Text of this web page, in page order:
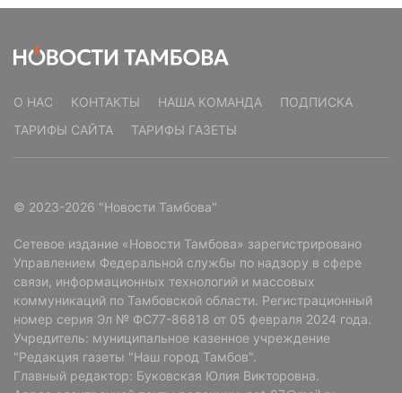
О НАС КОНТАКТЫ НАША КОМАНДА
ПОДПИСКА
ТАРИФЫ САЙТА
ТАРИФЫ ГАЗЕТЫ
© 2023-2026 "Новости Тамбова"
Сетевое издание «Новости Тамбова» зарегистрировано
Управлением Федеральной службы по надзору в сфере
связи, информационных технологий и массовых
коммуникаций по Тамбовской области. Регистрационный
номер серия Эл № ФС77-86818 от 05 февраля 2024 года.
Учредитель: муниципальное казенное учреждение
"Редакция газеты "Наш город Тамбов".
Главный редактор: Буковская Юлия Викторовна.